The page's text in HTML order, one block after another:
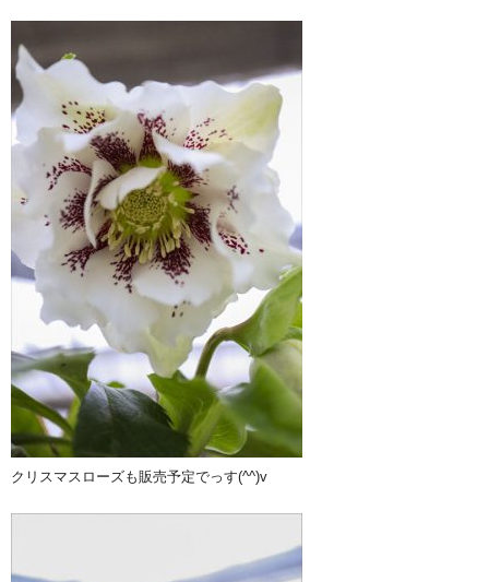
クリスマスローズも販売予定でっす(^^)v